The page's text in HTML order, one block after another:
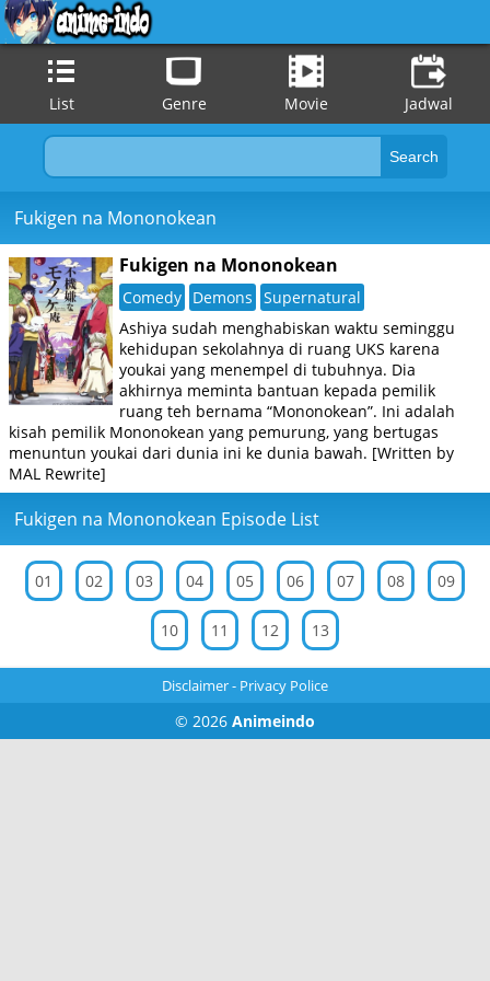
List Genre Movie Jadwal
Fukigen na Mononokean
Fukigen na Mononokean
Comedy Demons Supernatural
Ashiya sudah menghabiskan waktu seminggu
kehidupan sekolahnya di ruang UKS karena
youkai yang menempel di tubuhnya. Dia
akhirnya meminta bantuan kepada pemilik
ruang teh bernama “Mononokean”. Ini adalah
kisah pemilik Mononokean yang pemurung, yang bertugas
menuntun youkai dari dunia ini ke dunia bawah. [Written by
MAL Rewrite]
Fukigen na Mononokean Episode List
01 02 03 04 05 06 07 08 09
10 11 12 13
Disclaimer- Privacy Police
© 2026 Animeindo